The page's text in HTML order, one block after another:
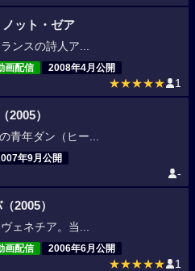
ット・ゼア
ンスの詩人ア...
画配信 2008年4月公開
★★★★★ 1
2005）
青年ダン（ヒー...
年9月公開
-
2005）
ェネチア。当...
画配信 2006年6月公開
★★★★★ 1